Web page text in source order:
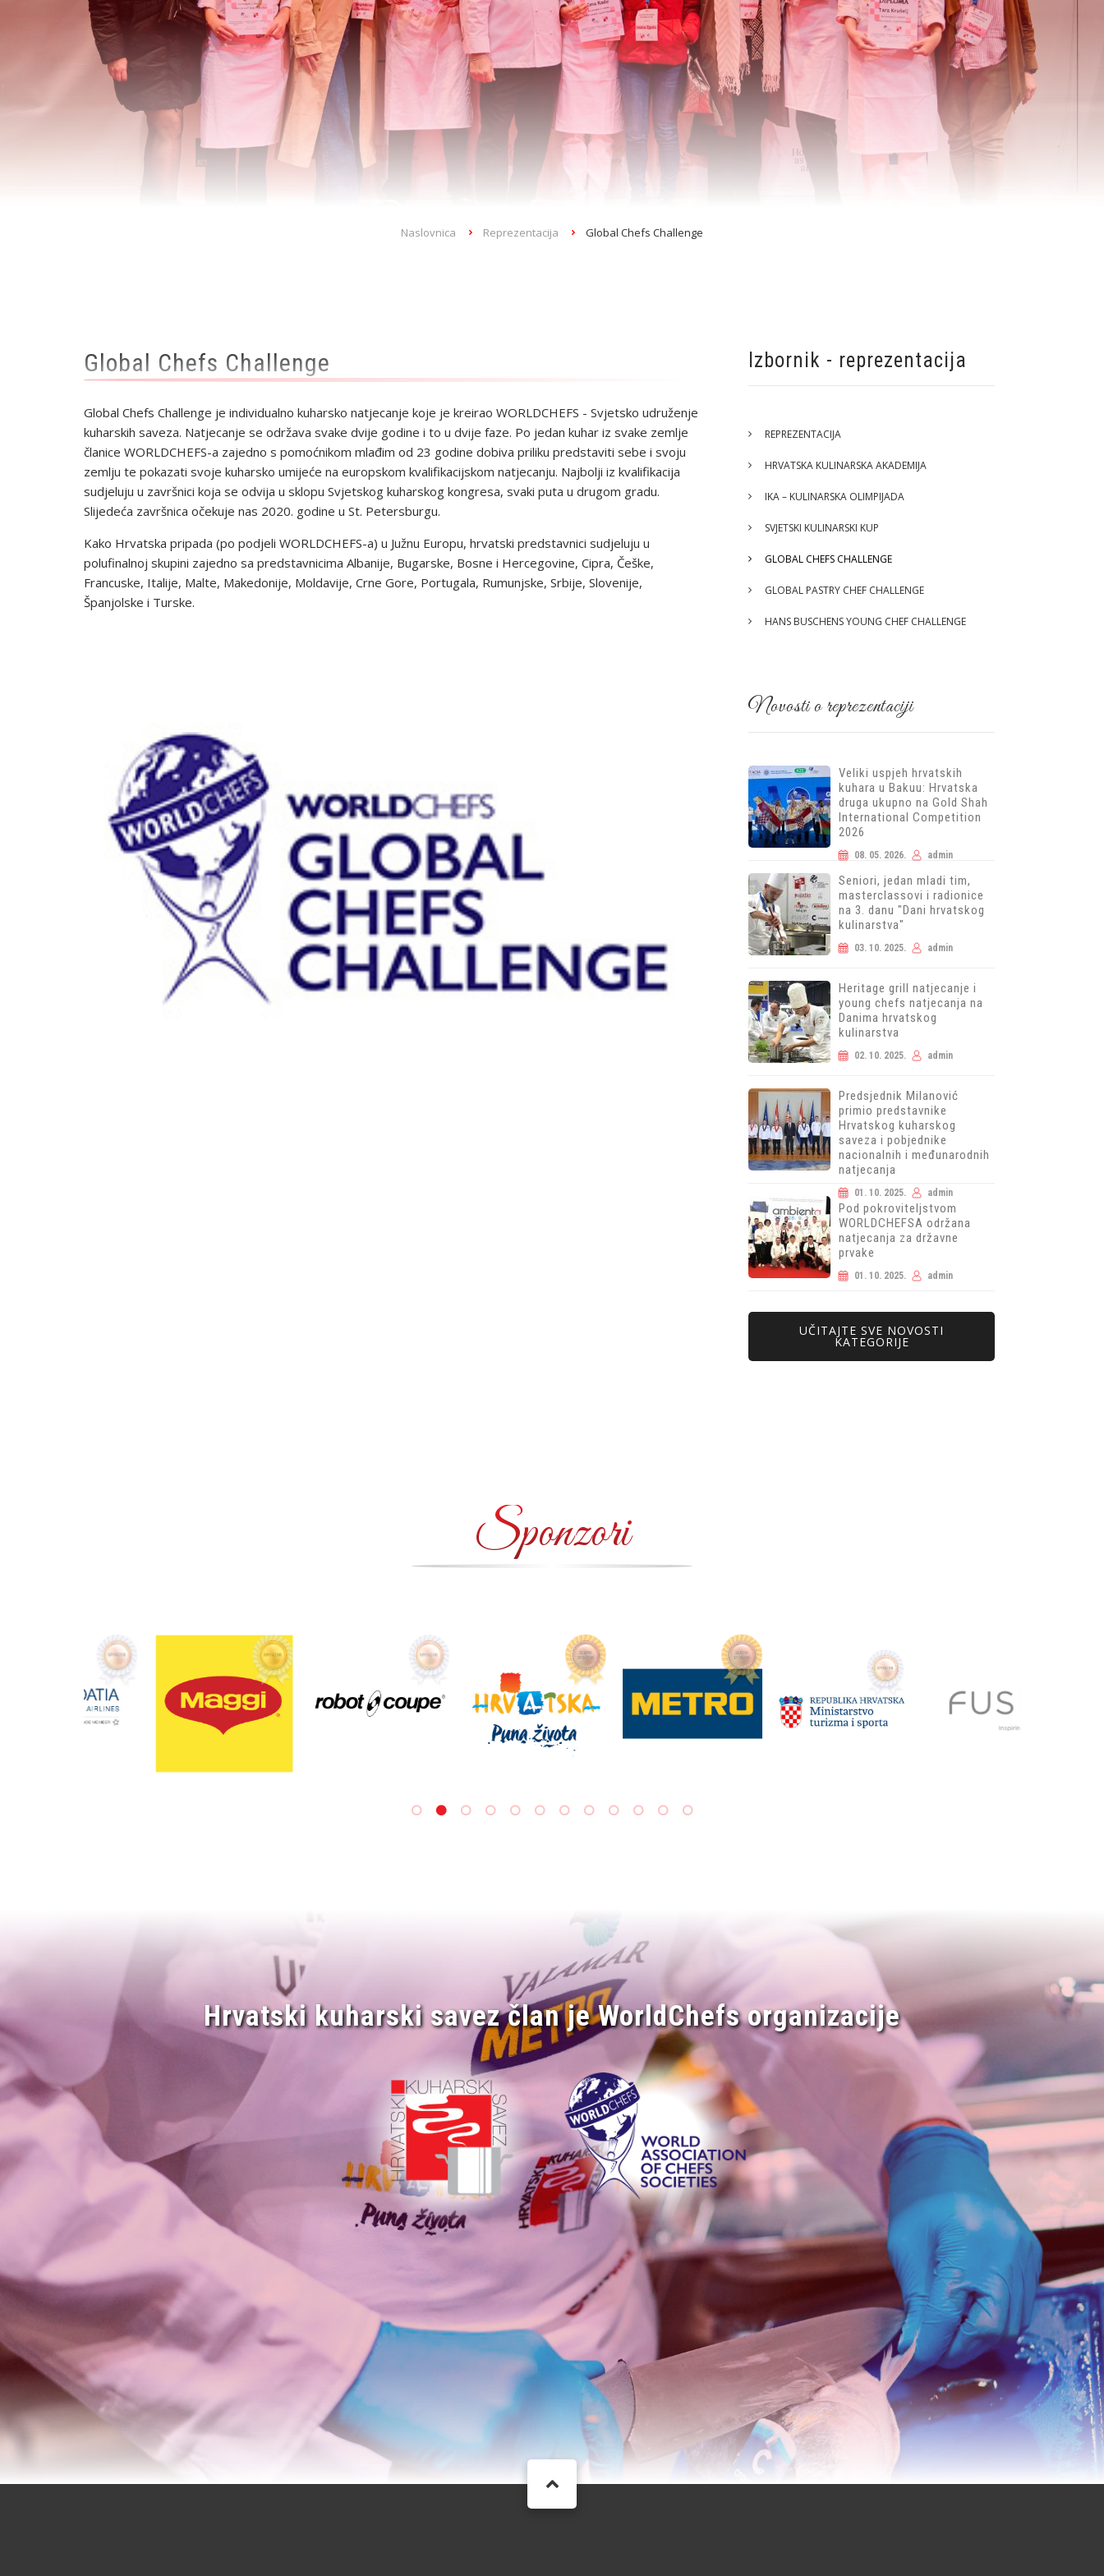
Naslovnica Reprezentacija Global Chefs Challenge
Global Chefs Challenge
Global Chefs Challenge je individualno kuharsko natjecanje koje je kreirao WORLDCHEFS - Svjetsko udruženje
kuharskih saveza. Natjecanje se održava svake dvije godine i to u dvije faze. Po jedan kuhar iz svake zemlje
članice WORLDCHEFS-a zajedno s pomoćnikom mlađim od 23 godine dobiva priliku predstaviti sebe i svoju
zemlju te pokazati svoje kuharsko umijeće na europskom kvalifikacijskom natjecanju. Najbolji iz kvalifikacija
sudjeluju u završnici koja se odvija u sklopu Svjetskog kuharskog kongresa, svaki puta u drugom gradu.
Slijedeća završnica očekuje nas 2020. godine u St. Petersburgu.
Kako Hrvatska pripada (po podjeli WORLDCHEFS-a) u Južnu Europu, hrvatski predstavnici sudjeluju u
polufinalnoj skupini zajedno sa predstavnicima Albanije, Bugarske, Bosne i Hercegovine, Cipra, Češke,
Francuske, Italije, Malte, Makedonije, Moldavije, Crne Gore, Portugala, Rumunjske, Srbije, Slovenije,
Španjolske i Turske.
Izbornik - reprezentacija
REPREZENTACIJA
HRVATSKA KULINARSKA AKADEMIJA
IKA – KULINARSKA OLIMPIJADA
SVJETSKI KULINARSKI KUP
GLOBAL CHEFS CHALLENGE
GLOBAL PASTRY CHEF CHALLENGE
HANS BUSCHENS YOUNG CHEF CHALLENGE
Novosti o reprezentaciji
Veliki uspjeh hrvatskih
kuhara u Bakuu: Hrvatska
druga ukupno na Gold Shah
International Competition
2026
08. 05. 2026. admin
Seniori, jedan mladi tim,
masterclassovi i radionice
na 3. danu "Dani hrvatskog
kulinarstva"
03. 10. 2025. admin
Heritage grill natjecanje i
young chefs natjecanja na
Danima hrvatskog
kulinarstva
02. 10. 2025. admin
Predsjednik Milanović
primio predstavnike
Hrvatskog kuharskog
saveza i pobjednike
nacionalnih i međunarodnih
natjecanja
01. 10. 2025. admin
Pod pokroviteljstvom
WORLDCHEFSA održana
natjecanja za državne
prvake
01. 10. 2025. admin
UČITAJTE SVE NOVOSTI
KATEGORIJE
Sponzori
Hrvatski kuharski savez član je WorldChefs organizacije